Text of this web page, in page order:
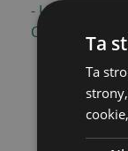
-UCZESTNIK
Ta
Ta